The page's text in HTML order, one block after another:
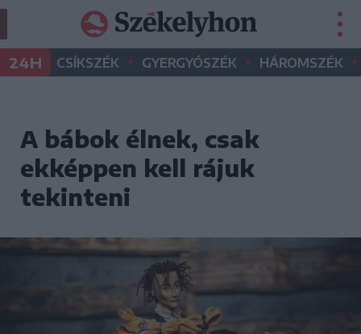
24H CSÍKSZÉK • GYERGYÓSZÉK • HÁROMSZÉK •
A bábok élnek, csak
ekképpen kell rájuk
tekinteni